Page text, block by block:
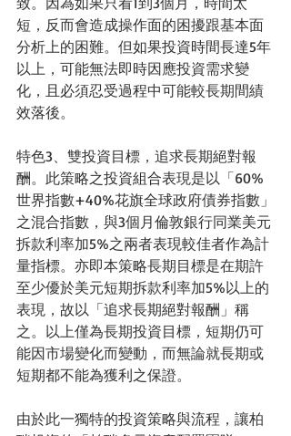
短，反而會造成操作面的困擾跟基本面
分析上的困難。但如果投資時間長達5年
以上，可能無法即時因應投資需求變
化，且必須忍受過程中可能較長期間績
效落後。
特色3、雙投資目標，追求長期絕對報
酬。此策略之投資組合表現是以「60%
世界指數+40%花旗全球政府債券指數」
之混合指數，與3個月倫敦銀行同業美元
拆款利率加5%之兩者表現較佳者作為計
量指標。亦即本策略長期目標是在期許
至少優於美元短期拆款利率加5%以上的
表現，故以「追求長期絕對報酬」稱
之。以上僅為長期投資目標，短期仍可
能因市場變化而變動，而無論就長期或
短期都不能為獲利之保證。
由於此一獨特的投資策略與流程，讓柏